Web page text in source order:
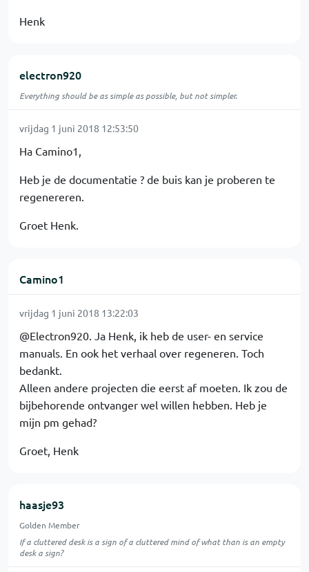
Henk
electron920
Everything should be as simple as possible, but not simpler.
vrijdag 1 juni 2018 12:53:50
Ha Camino1,
Heb je de documentatie ? de buis kan je proberen te
regenereren.
Groet Henk.
Camino1
vrijdag 1 juni 2018 13:22:03
@Electron920. Ja Henk, ik heb de user- en service
manuals. En ook het verhaal over regeneren. Toch
bedankt.
Alleen andere projecten die eerst af moeten. Ik zou de
bijbehorende ontvanger wel willen hebben. Heb je
mijn pm gehad?
Groet, Henk
haasje93
Golden Member
If a cluttered desk is a sign of a cluttered mind of what than is an empty
desk a sign?